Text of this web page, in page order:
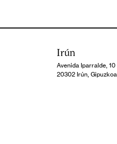
Irún
Avenida Iparralde, 10
20302 Irún, Gipuzkoa